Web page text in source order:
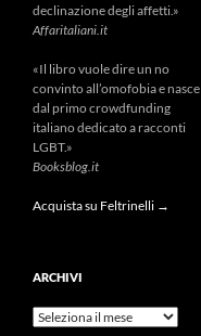
declinazione degli affetti.»
Affaritaliani.it
«Il libro vuole dire un no
convinto all’omofobia e nasce
dal primo crowdfunding
italiano dedicato a racconti
LGBT.»
Booksblog.it
Acquista su Feltrinelli →
ARCHIVI
Archivi